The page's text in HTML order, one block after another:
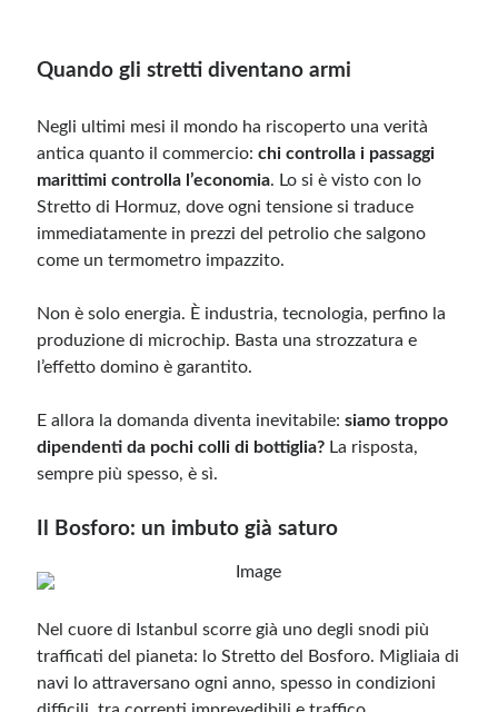
Accedi
Quando gli stretti diventano armi
Negli ultimi mesi il mondo ha riscoperto una verità
antica quanto il commercio:chi controlla i passaggi
marittimi controlla l’economia. Lo si è visto con lo
Stretto di Hormuz, dove ogni tensione si traduce
immediatamente in prezzi del petrolio che salgono
come un termometro impazzito.
Non è solo energia. È industria, tecnologia, perfino la
produzione di microchip. Basta una strozzatura e
l’effetto domino è garantito.
E allora la domanda diventa inevitabile:siamo troppo
dipendenti da pochi colli di bottiglia? La risposta,
sempre più spesso, è sì.
Il Bosforo: un imbuto già saturo
Nel cuore di Istanbul scorre già uno degli snodi più
trafficati del pianeta: lo Stretto del Bosforo. Migliaia di
navi lo attraversano ogni anno, spesso in condizioni